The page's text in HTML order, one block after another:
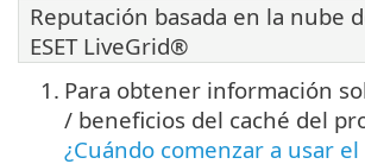
Reputación basada en la nube
ESET LiveGrid®
1. Para obtener información
/ beneficios del caché del
¿Cuándo comenzar a usar el